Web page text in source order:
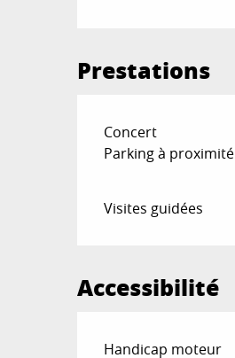
Prestations
Concert
Parking à proximité
Visites guidées
Accessibilité
Handicap moteur